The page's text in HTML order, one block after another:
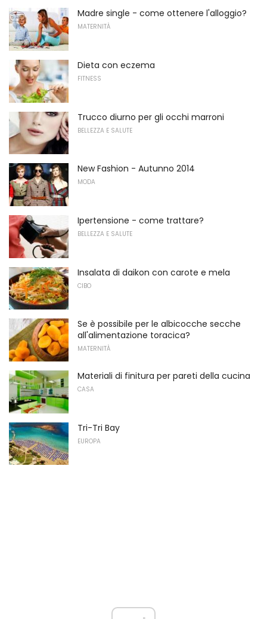
Madre single - come ottenere l'alloggio?
MATERNITÀ
Dieta con eczema
FITNESS
Trucco diurno per gli occhi marroni
BELLEZZA E SALUTE
New Fashion - Autunno 2014
MODA
Ipertensione - come trattare?
BELLEZZA E SALUTE
Insalata di daikon con carote e mela
CIBO
Se è possibile per le albicocche secche
all'alimentazione toracica?
MATERNITÀ
Materiali di finitura per pareti della cucina
CASA
Tri-Tri Bay
EUROPA